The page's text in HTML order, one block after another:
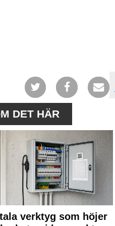
DET HÄR
verktyg som höjer